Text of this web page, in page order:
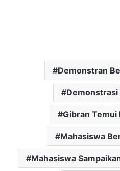
Demonstran
Gibran Temui
Mahasiswa
Mahasiswa